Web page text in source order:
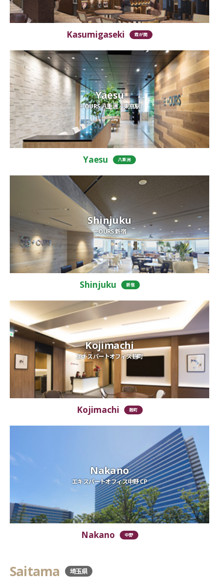
Kasumigaseki 霞が関
Yaesu
＋OURS 八重洲／東京駅
Yaesu 八重洲
Shinjuku
＋OURS 新宿
Shinjuku 新宿
Kojimachi
エキスパートオフィス麹町
Kojimachi 麹町
Nakano
エキスパートオフィス中野 CP
Nakano 中野
Saitama 埼玉県